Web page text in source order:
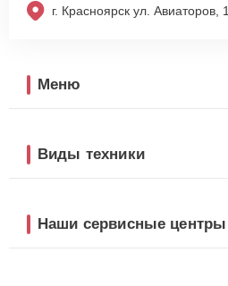
г. Красноярск ул. Авиаторов, 1
Меню
Виды техники
Наши сервисные центры